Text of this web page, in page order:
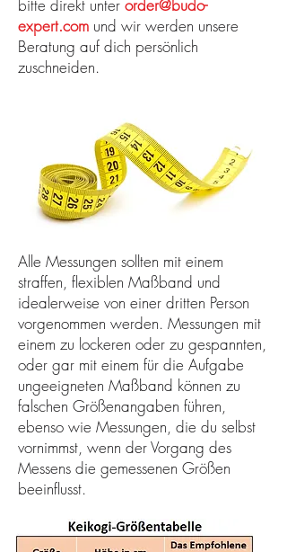
bitte direkt unter order@budo-
expert.com und wir werden unsere
Beratung auf dich persönlich
zuschneiden.
Alle Messungen sollten mit einem
straffen, flexiblen Maßband und
idealerweise von einer dritten Person
vorgenommen werden. Messungen mit
einem zu lockeren oder zu gespannten,
oder gar mit einem für die Aufgabe
ungeeigneten Maßband können zu
falschen Größenangaben führen,
ebenso wie Messungen, die du selbst
vornimmst, wenn der Vorgang des
Messens die gemessenen Größen
beeinflusst.